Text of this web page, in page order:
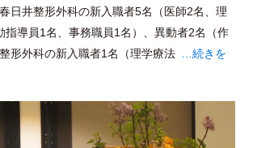
日井整形外科の新入職者5名（医師2名、理
指導員1名、事務職員1名）、異動者2名（作
形外科の新入職者1名（理学療法
…続きを